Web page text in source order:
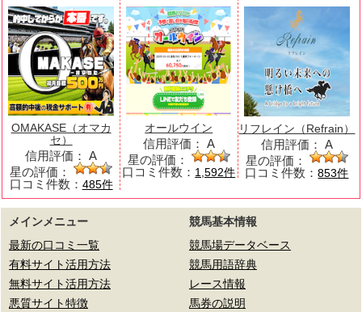
OMAKASE（オマカ
セ）
信用評価： A
星の評価：
口コミ件数： 485件
オールウイン
信用評価： A
星の評価：
口コミ件数： 1,592件
リフレイン（Refrain）
信用評価： A
星の評価：
口コミ件数：853件
メインメニュー
最新の口コミ一覧
有料サイト活用方法
無料サイト活用方法
悪質サイト特徴
競馬基本情報
競馬場データベース
競馬用語辞典
レース情報
馬券の説明